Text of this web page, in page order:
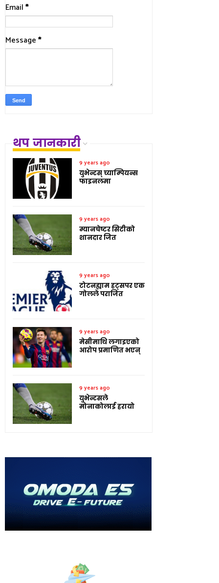
Email*
Message*
थप जानकारी
9 years ago
युभेन्टस् च्याम्पियन्स
फाइनलमा
9 years ago
म्यानचेष्टर सिटीको
शानदार जित
9 years ago
टोटनह्याम हट्सपर एक
गोलले पराजित
9 years ago
मेसीमाथि लगाइएको
आरोप प्रमाणित भएन्
9 years ago
युभेन्टसले
मोनाकोलाई हरायो